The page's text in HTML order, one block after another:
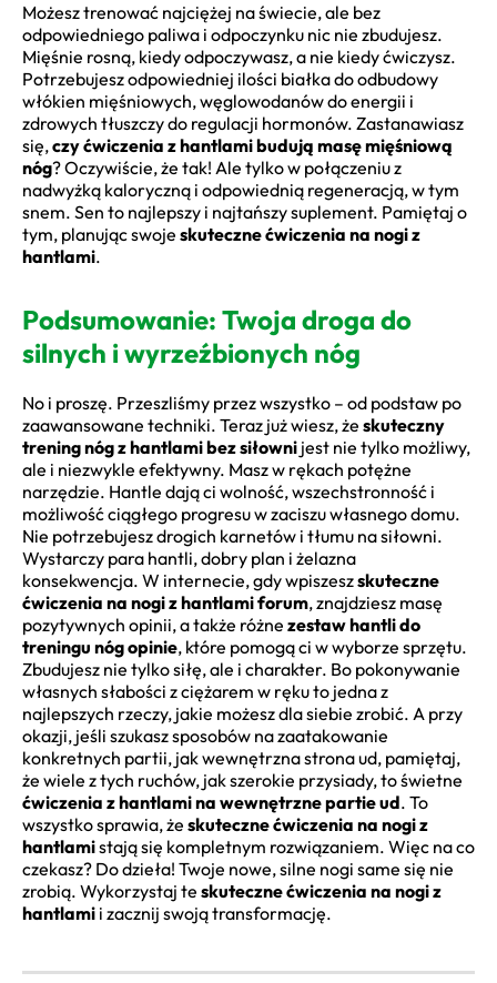
Możesz trenować najciężej na świecie, ale bez
odpowiedniego paliwa i odpoczynku nic nie zbudujesz.
Mięśnie rosną, kiedy odpoczywasz, a nie kiedy ćwiczysz.
Potrzebujesz odpowiedniej ilości białka do odbudowy
włókien mięśniowych, węglowodanów do energii i
zdrowych tłuszczy do regulacji hormonów. Zastanawiasz
się,czy ćwiczenia z hantlami budują masę mięśniową
nóg? Oczywiście, że tak! Ale tylko w połączeniu z
nadwyżką kaloryczną i odpowiednią regeneracją, w tym
snem. Sen to najlepszy i najtańszy suplement. Pamiętaj o
tym, planując swoje skuteczne ćwiczenia na nogi z
hantlami.
Podsumowanie: Twoja droga do
silnych i wyrzeźbionych nóg
No i proszę. Przeszliśmy przez wszystko – od podstaw po
zaawansowane techniki. Teraz już wiesz, że skuteczny
trening nóg z hantlami bez siłowni jest nie tylko możliwy,
ale i niezwykle efektywny. Masz w rękach potężne
narzędzie. Hantle dają ci wolność, wszechstronność i
możliwość ciągłego progresu w zaciszu własnego domu.
Nie potrzebujesz drogich karnetów i tłumu na siłowni.
Wystarczy para hantli, dobry plan i żelazna
konsekwencja. W internecie, gdy wpiszeszskuteczne
ćwiczenia na nogi z hantlami forum, znajdziesz masę
pozytywnych opinii, a także różne zestaw hantli do
treningu nóg opinie, które pomogą ci w wyborze sprzętu.
Zbudujesz nie tylko siłę, ale i charakter. Bo pokonywanie
własnych słabości z ciężarem w ręku to jedna z
najlepszych rzeczy, jakie możesz dla siebie zrobić. A przy
okazji, jeśli szukasz sposobów na zaatakowanie
konkretnych partii, jak wewnętrzna strona ud, pamiętaj,
że wiele z tych ruchów, jak szerokie przysiady, to świetne
ćwiczenia z hantlami na wewnętrzne partie ud. To
wszystko sprawia, że skuteczne ćwiczenia na nogi z
hantlamistają się kompletnym rozwiązaniem. Więc na co
czekasz? Do dzieła! Twoje nowe, silne nogi same się nie
zrobią. Wykorzystaj te skuteczne ćwiczenia na nogi z
hantlami i zacznij swoją transformację.